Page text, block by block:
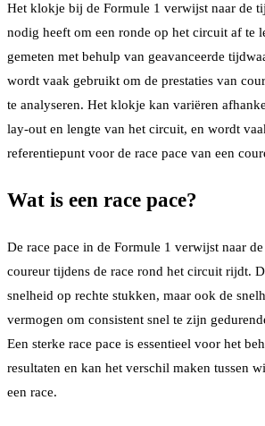
Het klokje bij de Formule 1 verwijst naar de
nodig heeft om een ronde op het circuit af te
gemeten met behulp van geavanceerde
wordt vaak gebruikt om de prestaties van
te analyseren. Het klokje kan variëren
lay-out en lengte van het circuit, en wordt
referentiepunt voor de race pace van een
Wat is een race pace?
De race pace in de Formule 1 verwijst naar
coureur tijdens de race rond het circuit rijdt.
snelheid op rechte stukken, maar ook de
vermogen om consistent snel te zijn
Een sterke race pace is essentieel voor het
resultaten en kan het verschil maken tussen
een race.